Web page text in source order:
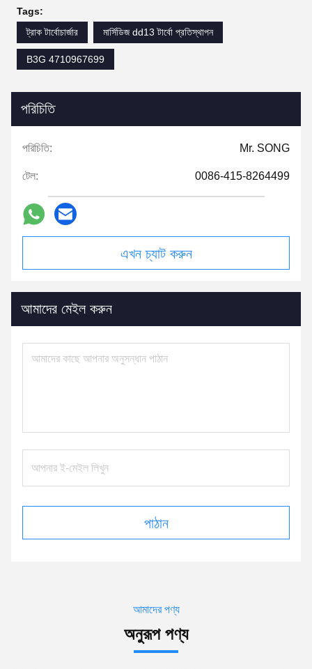
Tags:
ট্রাক টার্বোচার্জার
মার্সিডিজ dd13 টার্বো প্রতিস্থাপন
B3G 4710967699
পরিচিতি
পরিচিতি: Mr. SONG
টেল: 0086-415-8264499
এখন চ্যাট করুন
আমাদের মেইল করুন
পাঠান
আমাদের পণ্য
অনুরূপ পণ্য